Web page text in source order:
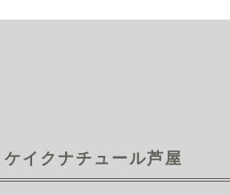
ケイクナチュール芦屋